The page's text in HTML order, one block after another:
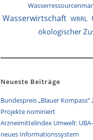
Wasserwirtschaft WRRL
ökologischer
Neueste Beiträge
Bundespreis „Blauer Kompass“
Projekte nominiert
Arzneimittelindex Umwelt:
neues Informationssystem